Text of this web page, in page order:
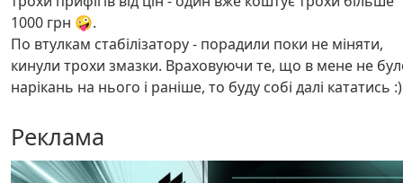
1000 грн 🤪.
По втулкам стабілізатору - порадили поки не міняти,
кинули трохи змазки. Враховуючи те, що в мене не
нарікань на нього і раніше, то буду собі далі кататись
Реклама